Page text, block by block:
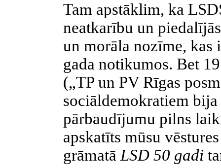
Tam apstāklim, ka
neatkarību un
un morāla nozīme, kas
gada notikumos. Bet
(„TP un PV Rīgas
sociāldemokratiem
pārbaudījumu pilns
apskatīts mūsu
grāmatāLSD 50 gadi